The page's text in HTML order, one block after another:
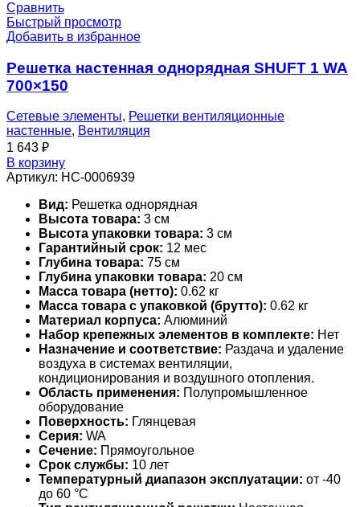
Сравнить
Быстрый просмотр
Добавить в избранное
Решетка настенная однорядная SHUFT 1 WA
700×150
Сетевые элементы, Решетки вентиляционные
настенные, Вентиляция
1 643 ₽
В корзину
Артикул: НС-0006939
Вид: Решетка однорядная
Высота товара: 3 см
Высота упаковки товара: 3 см
Гарантийный срок: 12 мес
Глубина товара: 75 см
Глубина упаковки товара: 20 см
Масса товара (нетто): 0.62 кг
Масса товара с упаковкой (брутто): 0.62 кг
Материал корпуса: Алюминий
Набор крепежных элементов в комплекте: Нет
Назначение и соответствие: Раздача и удаление
воздуха в системах вентиляции,
кондиционирования и воздушного отопления.
Область применения: Полупромышленное
оборудование
Поверхность: Глянцевая
Серия: WA
Сечение: Прямоугольное
Срок службы: 10 лет
Температурный диапазон эксплуатации: от -40
до 60 °С